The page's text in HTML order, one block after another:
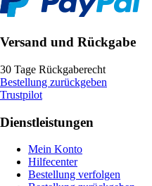
Versand und Rückgabe
30 Tage Rückgaberecht
Bestellung zurückgeben
Trustpilot
Dienstleistungen
Mein Konto
Hilfecenter
Bestellung verfolgen